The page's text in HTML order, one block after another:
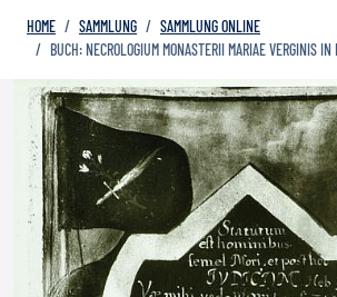
HOME SAMMLUNG
SAMMLUNG ONLINE
BUCH: NECROLOGIUM MONASTERII MARIAE VERGINIS IN